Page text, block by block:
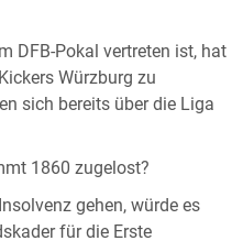
DFB-Pokal vertreten ist, hat
Würzburg zu
sich bereits über die Liga
1860 zugelost?
gehen, würde es
für die Erste